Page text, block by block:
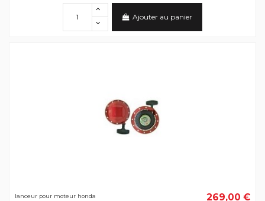
Ajouter au panier
lanceur pour moteur honda 269,00 €